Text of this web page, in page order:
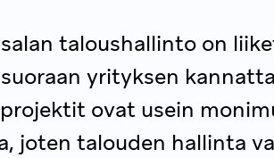
taloushallinto on
yrityksen
ovat usein
joten talouden hallinta